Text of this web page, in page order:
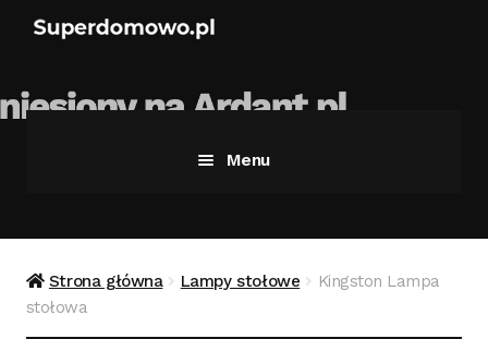
Menu
Bezpieczne zakupy
Strona główna Lampy stołowe
Kingston Lampa
stołowa